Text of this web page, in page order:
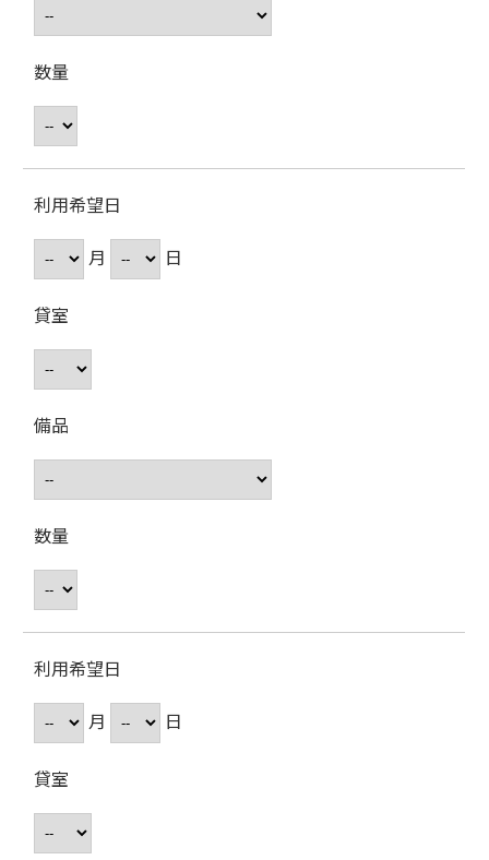
数量
利用希望日
月
日
貸室
備品
数量
利用希望日
月
日
貸室